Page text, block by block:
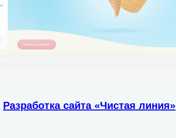
Разработка сайта «Чистая линия»